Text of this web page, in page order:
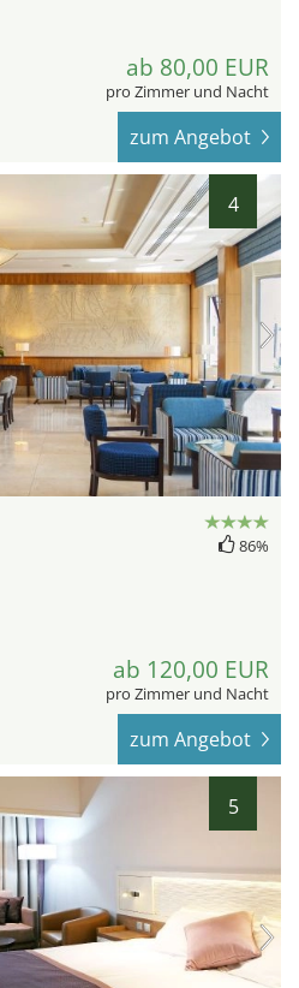
ab 80,00 EUR
pro Zimmer und Nacht
zum Angebot
4
86%
ab 120,00 EUR
pro Zimmer und Nacht
zum Angebot
5